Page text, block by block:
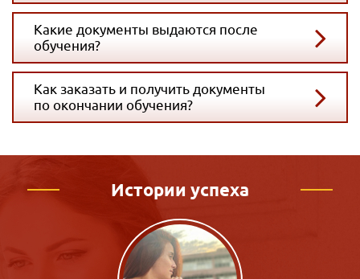
Какие документы выдаются после
обучения?
Как заказать и получить документы
по окончании обучения?
Истории успеха